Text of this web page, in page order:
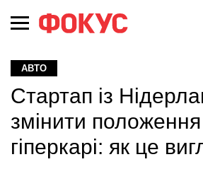
АВТО
Стартап із
змінити положення
гіперкарі: як це